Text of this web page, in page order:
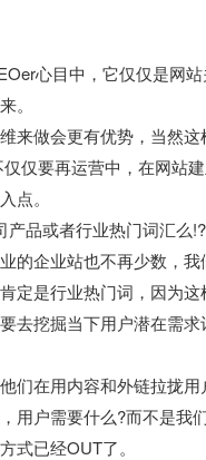
心目中，它仅仅是网
。
来做会更有优势，当然
仅要再运营中，在网站
点。
产品或者行业热门词汇么!?
的企业站也不再少数，
定是行业热门词，因为
去挖掘当下用户潜在需
们在用内容和外链拉拢
用户需要什么?而不是我
式已经OUT了。